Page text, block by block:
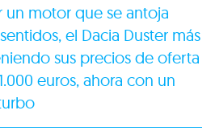
un motor que se antoja
el Dacia Duster más
sus precios de oferta
euros, ahora con un